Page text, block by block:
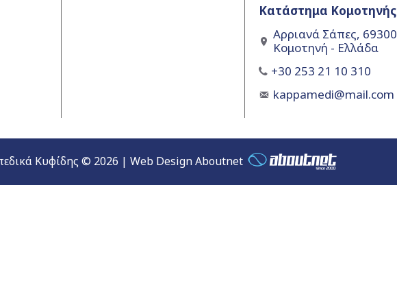
Κατάστημα Κομοτηνής
Αρριανά Σάπες, 69300
Κομοτηνή - Ελλάδα
+30 253 21 10 310
kappamedi@mail.com
Κυφίδης © 2026 | Web Design Aboutnet